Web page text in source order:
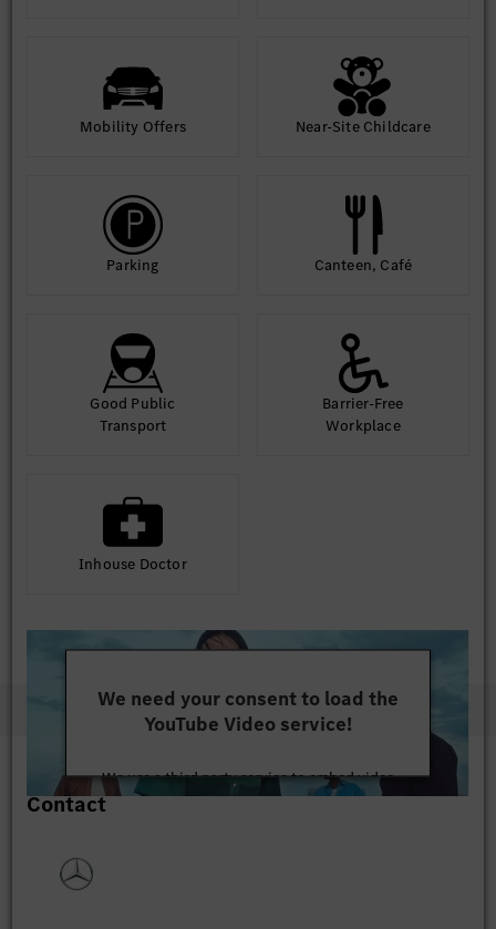
Mobility Offers Near-Site Childcare
Parking Canteen, Café
Good Public
Transport
Barrier-Free
Workplace
Inhouse Doctor
We need your consent to load the
YouTube Video service!
We use a third party service to embed video
content that may collect data about your activity.
Contact